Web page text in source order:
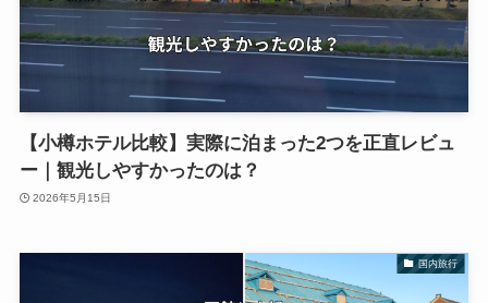
【小樽ホテル比較】実際に泊まった2つを正直レビュ
ー｜観光しやすかったのは？
2026年5月15日
国内旅行